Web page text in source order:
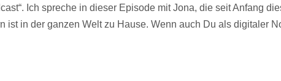
Ich spreche in dieser Episode mit Jona, die seit Anfang
in der ganzen Welt zu Hause. Wenn auch Du als digitaler